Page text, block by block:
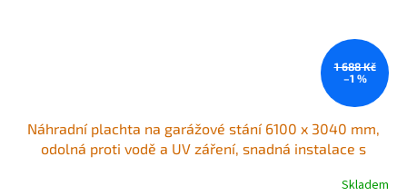
1 688 Kč
–1 %
Náhradní plachta na garážové stání 6100 x 3040 mm,
odolná proti vodě a UV záření, snadná instalace s
Skladem